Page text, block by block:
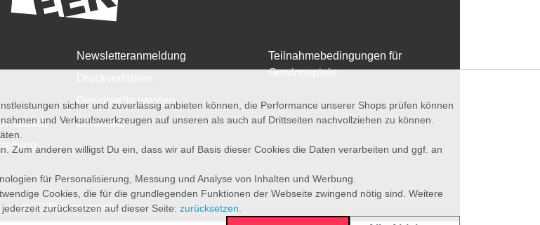
Newsletteranmeldung
Designer*in werden
Zertifikate
Teilnahmebedingungen für
Gewinnspiele
© 2026 Supergeek
sicher und zuverlässig anbieten können, die Performance unserer Shops prüfen können
und Verkaufswerkzeugen auf unseren als auch auf Drittseiten nachvollziehen zu können.
Zum anderen willigst Du ein, dass wir auf Basis dieser Cookies die Daten verarbeiten und ggf. an
für Personalisierung, Messung und Analyse von Inhalten und Werbung.
Cookies, die für die grundlegenden Funktionen der Webseite zwingend nötig sind. Weitere
jederzeit zurücksetzen auf dieser Seite: zurücksetzen